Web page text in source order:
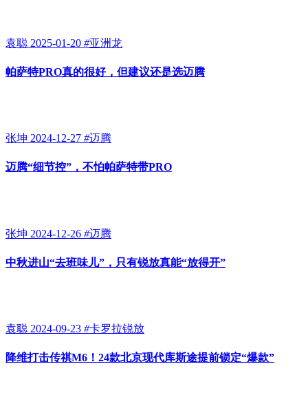
袁聪 2025-01-20 #亚洲龙
帕萨特PRO真的很好，但建议还是选迈腾
张坤 2024-12-27 #迈腾
迈腾“细节控”，不怕帕萨特带PRO
张坤 2024-12-26 #迈腾
中秋进山“去班味儿”，只有锐放真能“放得开”
袁聪 2024-09-23 #卡罗拉锐放
降维打击传祺M6！24款北京现代库斯途提前锁定“爆款”